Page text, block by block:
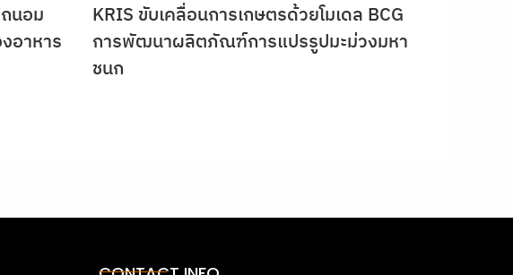
ถนอม
อาหาร
KRIS ขับเคลื่อนการเกษตรด้วยโมเดล BCG
การพัฒนาผลิตภัณฑ์การแปรรูปมะม่วงมหา
ชนก